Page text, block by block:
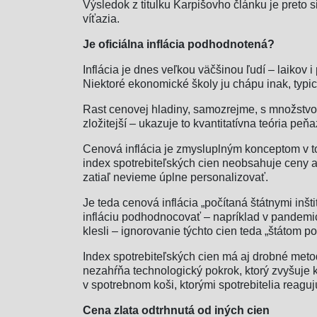
Výsledok z titulku Karpišovho článku je preto
víťazia.
Je oficiálna inflácia podhodnotená?
Inflácia je dnes veľkou väčšinou ľudí – laikov
Niektoré ekonomické školy ju chápu inak,
Rast cenovej hladiny, samozrejme, s
zložitejší – ukazuje to kvantitatívna teória
Cenová inflácia je zmysluplným konceptom v
index spotrebiteľských cien neobsahuje ceny
zatiaľ nevieme úplne personalizovať.
Je teda cenová inflácia „počítaná štátnymi
infláciu podhodnocovať – napríklad v
klesli – ignorovanie týchto cien teda „štátom
Index spotrebiteľských cien má aj drobné
nezahŕňa technologický pokrok, ktorý
v spotrebnom koši, ktorými spotrebitelia
Cena zlata odtrhnutá od iných cien